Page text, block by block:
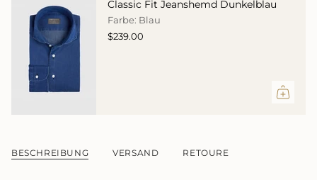
</span>
Warenkorb",
"decrease"=>"Menge
product
von
{{
Classic Fit Jeanshemd Dunkelblau
Farbe: Blau
$239.00
BESCHREIBUNG VERSAND RETOURE